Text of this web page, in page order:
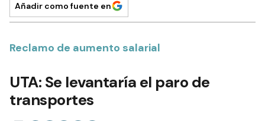
Añadir como fuente en
Reclamo de aumento salarial
UTA: Se levantaría el paro de
transportes